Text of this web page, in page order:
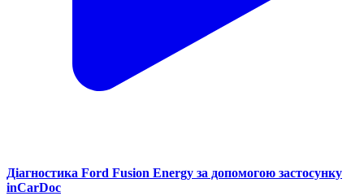
Діагностика Ford Fusion Energy за допомогою застосунку
inCarDoc